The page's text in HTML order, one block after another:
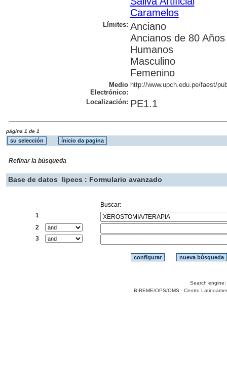
Caramelos
Límites: Anciano
Ancianos de 80
Humanos
Masculino
Femenino
Medio
Electrónico:
http://www.upch.edu.pe/faest/
Localización: PE1.1
página 1 de 1
Refinar la búsqueda
Base de datos lipecs : Formulario avanzado
Buscar:
1
2
3
Search engine:
BIREME/OPS/OMS - Centro